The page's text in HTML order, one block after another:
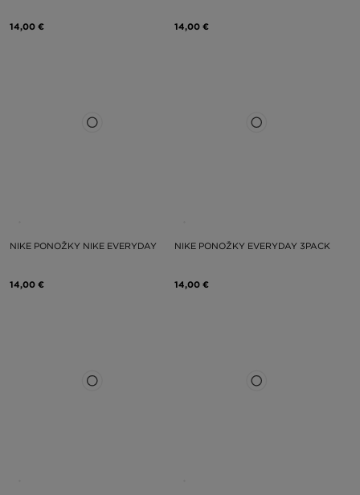
14,00 € 14,00 €
NIKE PONOŽKY NIKE EVERYDAY
14,00 €
NIKE PONOŽKY EVERYDAY 3PACK
14,00 €